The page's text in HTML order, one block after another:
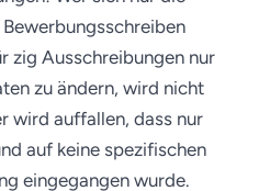
zig Ausschreibungen nur
zu ändern, wird nicht
wird auffallen, dass nur
auf keine spezifischen
eingegangen wurde.